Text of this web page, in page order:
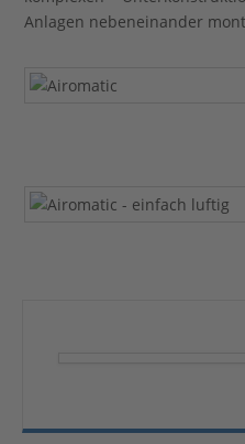
Anlagen nebeneinander